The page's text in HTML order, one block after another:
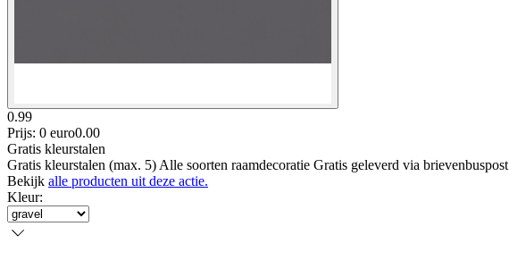
0.99
Prijs: 0 euro0.00
Gratis kleurstalen
Gratis kleurstalen (max. 5) Alle soorten raamdecoratie Gratis geleverd via brievenbuspost
Bekijk alle producten uit deze actie.
Kleur: